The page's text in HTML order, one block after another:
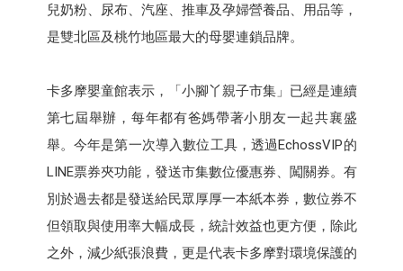
兒奶粉、尿布、汽座、推車及孕婦營養品、用品等，
是雙北區及桃竹地區最大的母嬰連鎖品牌。
卡多摩嬰童館表示，「小腳丫親子市集」已經是連續
第七屆舉辦，每年都有爸媽帶著小朋友一起共襄盛
舉。今年是第一次導入數位工具，透過EchossVIP的
LINE票券夾功能，發送市集數位優惠券、闖關券。有
別於過去都是發送給民眾厚厚一本紙本券，數位券不
但領取與使用率大幅成長，統計效益也更方便，除此
之外，減少紙張浪費，更是代表卡多摩對環境保護的